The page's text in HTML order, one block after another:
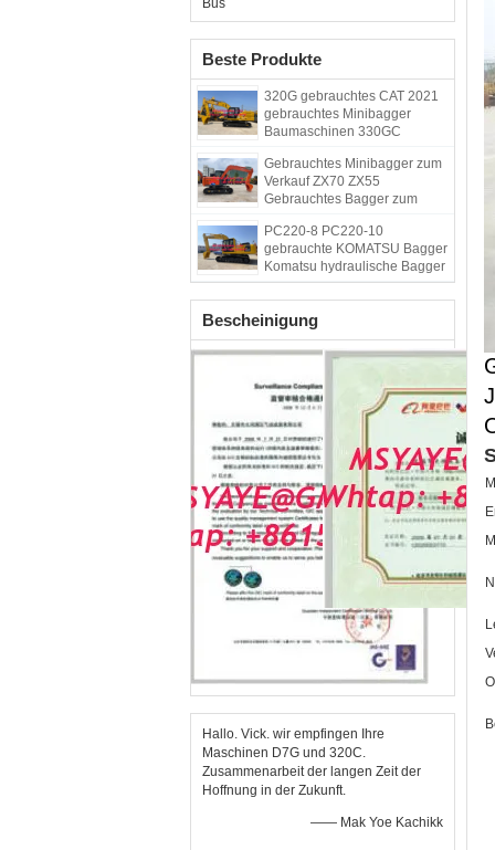
Bus
Beste Produkte
320G gebrauchtes CAT 2021
gebrauchtes Minibagger
Baumaschinen 330GC
Minibagger
Gebrauchtes Minibagger zum
Verkauf ZX70 ZX55
Gebrauchtes Bagger zum
Bagger
PC220-8 PC220-10
gebrauchte KOMATSU Bagger
Komatsu hydraulische Bagger
Chile Peru Bagger
Bescheinigung
Hallo. Vick. wir empfingen Ihre
Maschinen D7G und 320C.
Zusammenarbeit der langen Zeit der
Hoffnung in der Zukunft.
—— Mak Yoe Kachikk